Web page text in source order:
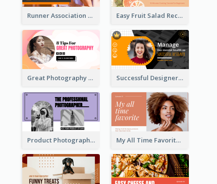
Runner Association Tips YouTube Cover Design Idea Easy Fruit Salad Recipes YouTube Thumbnail
Great Photography YouTube Thumbnail Design Successful Designer Workshop YouTube Thumbnail Design
Product Photography YouTube Thumbnail Design My All Time Favorite Beauty Product YouTube Thumbnail